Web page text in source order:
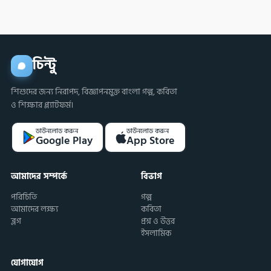
চিন্টু
শিশুদের জন্য নিরাপদ, বিজ্ঞাপনমুক্ত বাংলা গল্প, কবিতা
ও শিক্ষার প্ল্যাটফর্ম।
ডাউনলোড করুন
Google Play
ডাউনলোড করুন
App Store
আমাদের সম্পর্কে
পরিচিতি
আমাদের লক্ষ্য
ব্লগ
বিভাগ
গল্প
কবিতা
প্রশ্ন ও উত্তর
ইসলামিক
যোগাযোগ